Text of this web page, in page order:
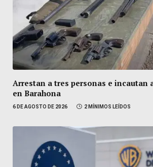
Arrestan a tres personas e incautan
en Barahona
6 DE AGOSTO DE 2026 2 MÍNIMOS LEÍDOS